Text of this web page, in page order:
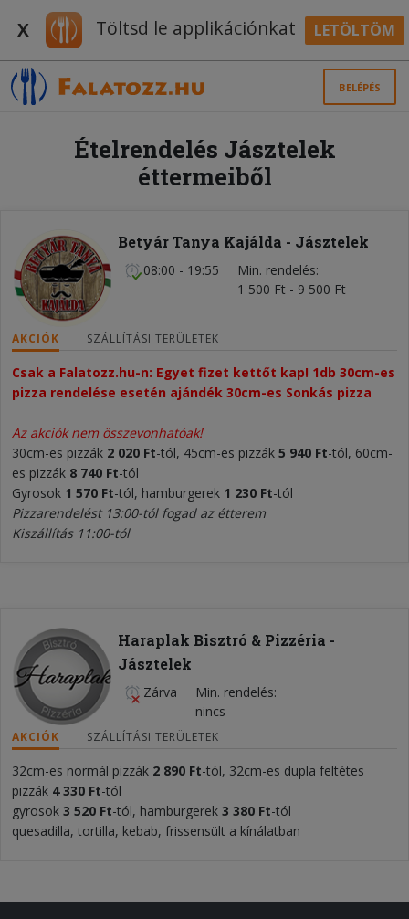
X Töltsd le applikációnkat LETÖLTÖM
BELÉPÉS
Ételrendelés Jásztelek
éttermeiből
Betyár Tanya Kajálda - Jásztelek
08:00 - 19:55
Min. rendelés
1 500 Ft - 9 500 Ft
AKCIÓK SZÁLLÍTÁSI TERÜLETEK
Csak a Falatozz.hu-n: Egyet fizet kettőt kap! 1db 30cm-es
pizza rendelése esetén ajándék 30cm-es Sonkás pizza
Az akciók nem összevonhatóak!
30cm-es pizzák 2 020 Ft-tól, 45cm-es pizzák 5 940 Ft-tól, 60cm-
es pizzák 8 740 Ft-tól
Gyrosok 1 570 Ft-tól, hamburgerek 1 230 Ft-tól
Pizzarendelést 13:00-tól fogad az étterem
Kiszállítás 11:00-tól
Haraplak Bisztró & Pizzéria -
Jásztelek
Zárva
Min. rendelés
nincs
AKCIÓK SZÁLLÍTÁSI TERÜLETEK
32cm-es normál pizzák 2 890 Ft-tól, 32cm-es dupla feltétes
pizzák 4 330 Ft-tól
gyrosok 3 520 Ft-tól, hamburgerek 3 380 Ft-tól
quesadilla, tortilla, kebab, frissensült a kínálatban